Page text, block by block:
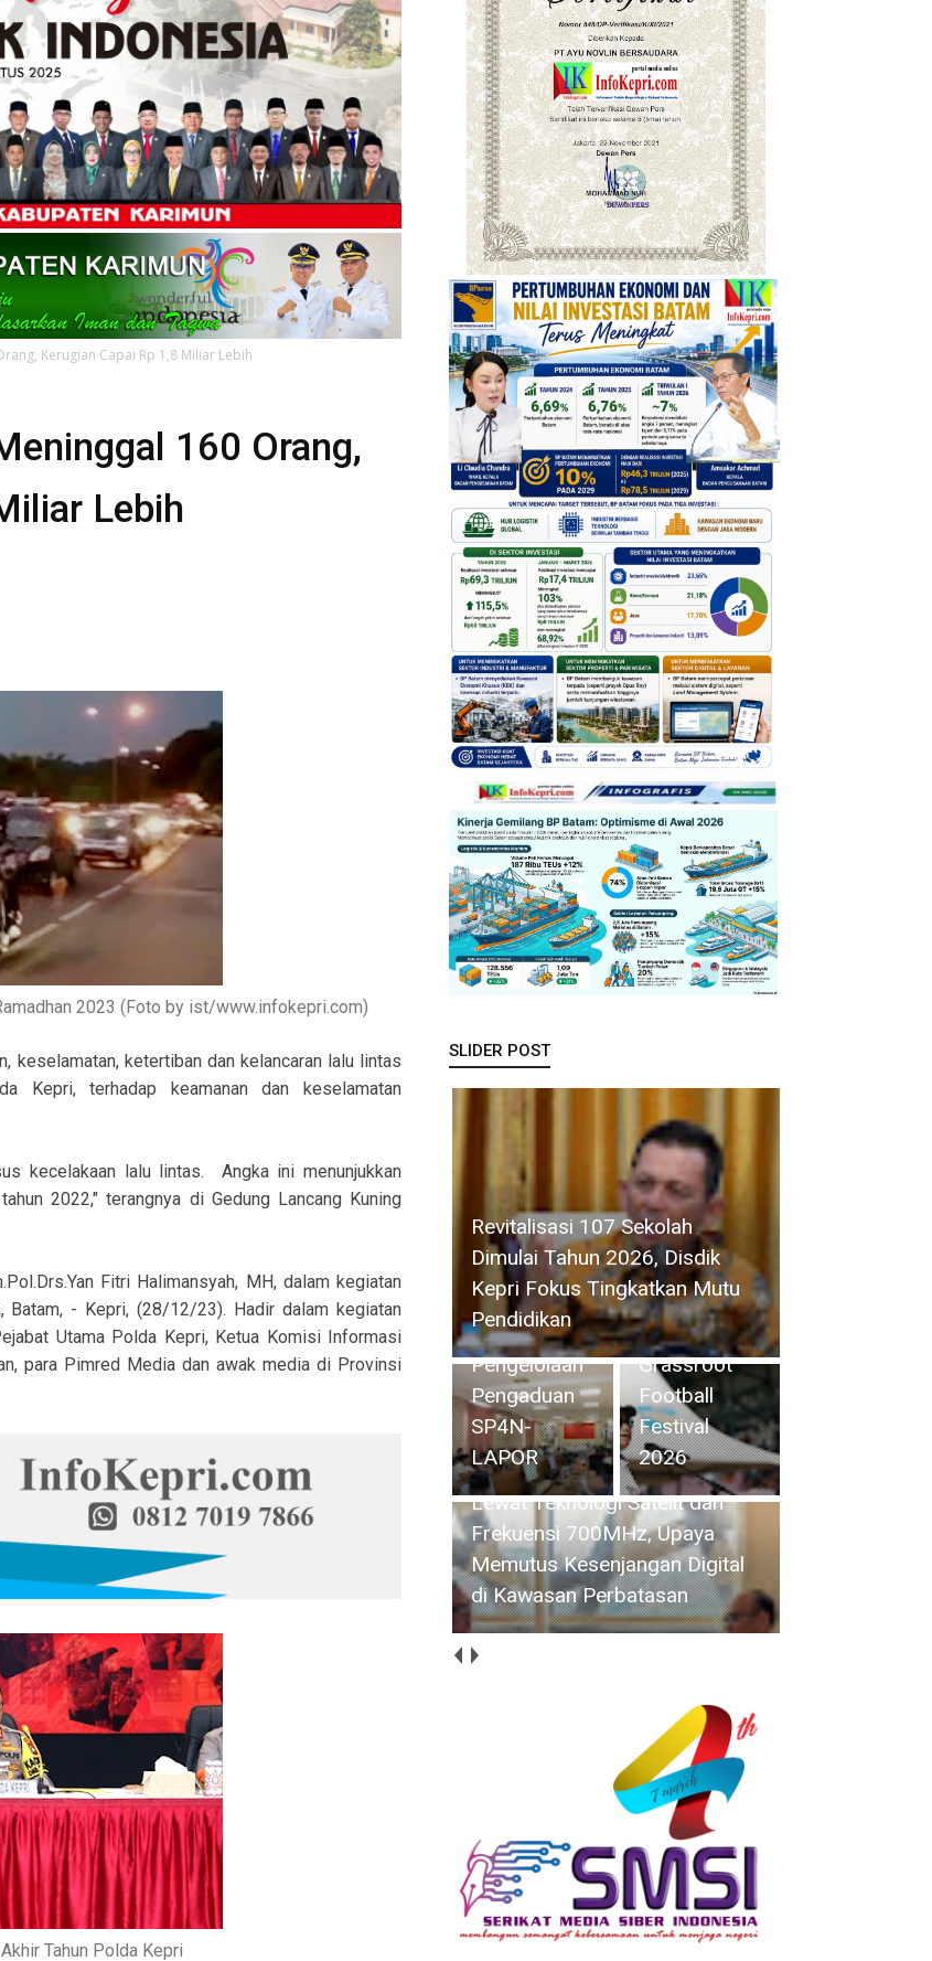
Kerugian Capai Rp 1,8 Miliar Lebih
160 Orang,
Lebih
2023 (Foto by ist/www.infokepri.com)
keselamatan, ketertiban dan kelancaran lalu lintas
Kepri, terhadap keamanan dan keselamatan
kecelakaan lalu lintas. Angka ini menunjukkan
2022," terangnya di Gedung Lancang Kuning
Fitri Halimansyah, MH, dalam kegiatan
- Kepri, (28/12/23). Hadir dalam kegiatan
Utama Polda Kepri, Ketua Komisi Informasi
para Pimred Media dan awak media di Provinsi
Tahun Polda Kepri
SLIDER POST
Revitalisasi 107 Sekolah
Dimulai Tahun 2026, Disdik
Kepri Fokus Tingkatkan Mutu
Pendidikan
Pemkab
Natuna
Gelar Rapat
Monitoring
dan Evaluasi
Pengelolaan
Pengaduan
SP4N-
LAPOR
BP Batam
Perkuat
Pembinaan
Talenta
Muda Lewat
Batam Prime
International
Grassroot
Football
Festival
2026
Pemprov Kepri dan KomDigi
Pacu Penetrasi Broadband
Lewat Teknologi Satelit dan
Frekuensi 700MHz, Upaya
Memutus Kesenjangan Digital
di Kawasan Perbatasan